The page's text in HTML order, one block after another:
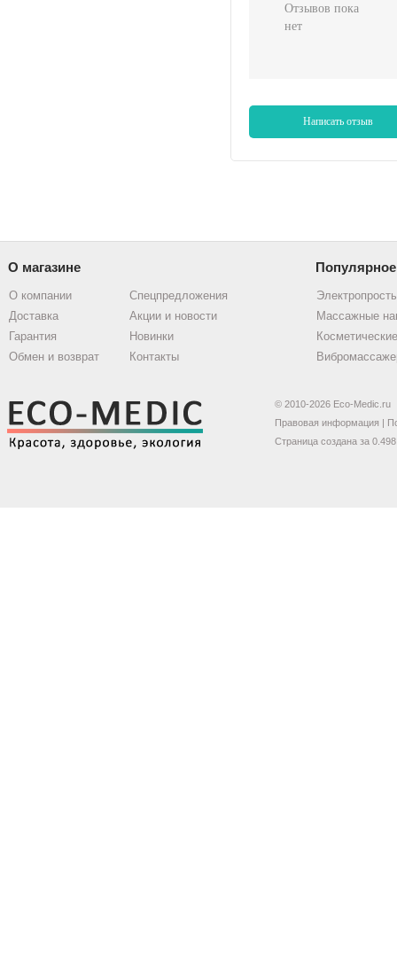
Отзывов пока
нет
Написать отзыв
О магазине Популярное
О компании
Доставка
Гарантия
Обмен и возврат
Спецпредложения
Акции и новости
Новинки
Контакты
Массажные
© 2010-2026 Eco-Medic.ru
Правовая информация |
Страница создана за